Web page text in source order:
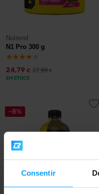
Consentir
Nutrend
N1 Pro 300 g
24,79 € 27,99€
EM STOCK
-8%